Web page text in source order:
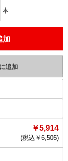
本
￥5,914
(税込￥ 6,505)